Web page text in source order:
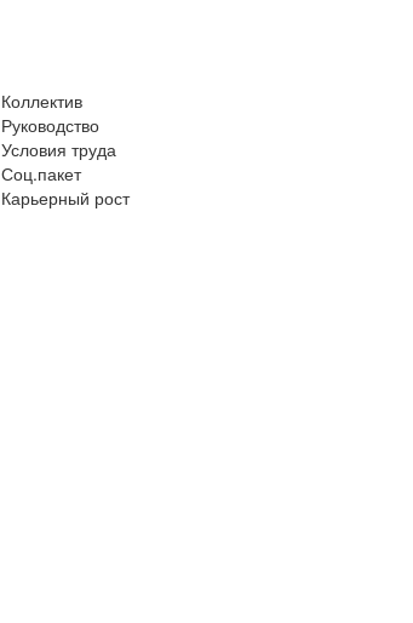
Коллектив
Руководство
Условия труда
Соц.пакет
Карьерный рост